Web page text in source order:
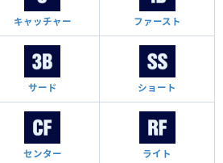
キャッチャー ファースト
サード ショート
センター ライト